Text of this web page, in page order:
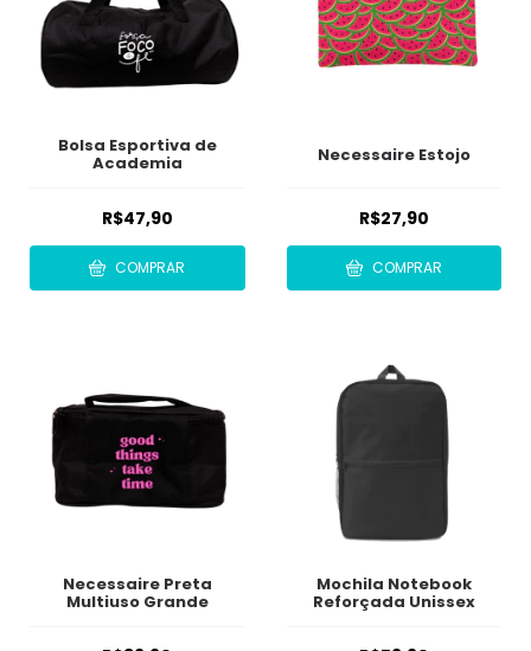
Bolsa Esportiva de
Academia
R$47,90
COMPRAR
Necessaire Estojo
R$27,90
COMPRAR
Necessaire Preta
Multiuso Grande
Mochila Notebook
Reforçada Unissex